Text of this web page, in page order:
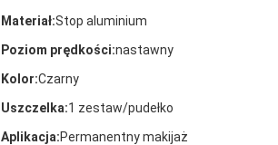
Materiał:Stop aluminium
Poziom prędkości:nastawny
Kolor:Czarny
Uszczelka:1 zestaw/pudełko
Aplikacja:Permanentny makijaż